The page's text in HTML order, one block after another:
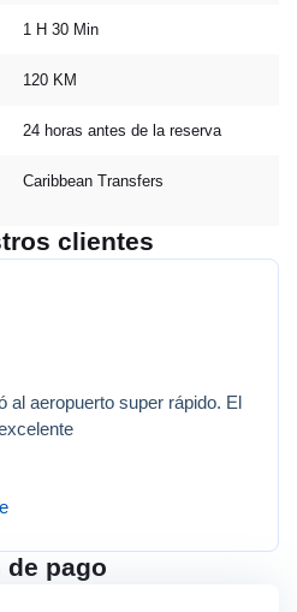
1 H 30 Min
120 KM
24 horas antes de la reserva
Caribbean Transfers
clientes
al aeropuerto super rápido. El
pago